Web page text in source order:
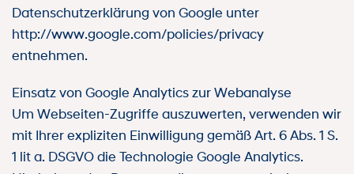
Datenschutzerklärung von Google unter
http://www.google.com/policies/privacy
entnehmen.
Einsatz von Google Analytics zur Webanalyse
Um Webseiten-Zugriffe auszuwerten, verwenden wir
mit Ihrer expliziten Einwilligung gemäß Art. 6 Abs. 1 S.
1 lit a. DSGVO die Technologie Google Analytics.